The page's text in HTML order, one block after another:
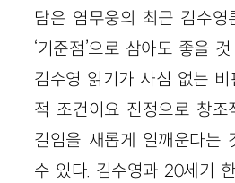
담은 염무웅의 최근 김수영
‘기준점’으로 삼아도 좋을
김수영 읽기가 사심 없는
적 조건이요 진정으로 창조
길임을 새롭게 일깨운다는
수 있다. 김수영과 20세기